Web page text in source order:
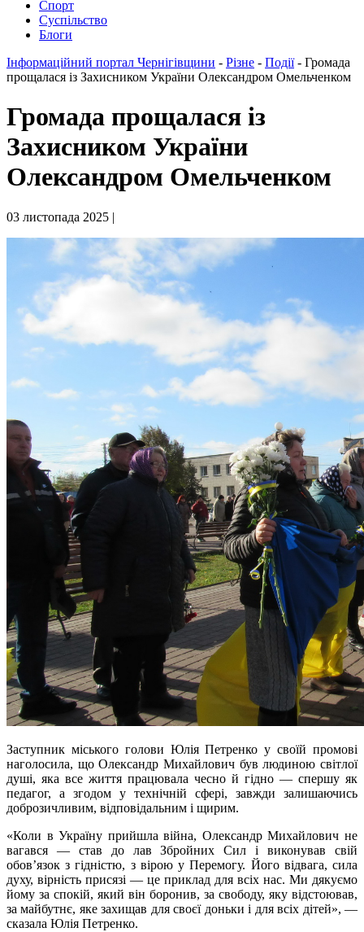
Спорт
Суспільство
Блоги
Інформаційний портал Чернігівщини - Різне - Події- Громада
прощалася із Захисником України Олександром Омельченком
Громада прощалася із
Захисником України
Олександром Омельченком
03 листопада 2025 |
Заступник міського голови Юлія Петренко у своїй промові
наголосила, що Олександр Михайлович був людиною світлої
душі, яка все життя працювала чесно й гідно — спершу як
педагог, а згодом у технічній сфері, завжди залишаючись
доброзичливим, відповідальним і щирим.
«Коли в Україну прийшла війна, Олександр Михайлович не
вагався — став до лав Збройних Сил і виконував свій
обов’язок з гідністю, з вірою у Перемогу. Його відвага, сила
духу, вірність присязі — це приклад для всіх нас. Ми дякуємо
йому за спокій, який він боронив, за свободу, яку відстоював,
за майбутнє, яке захищав для своєї доньки і для всіх дітей», —
сказала Юлія Петренко.